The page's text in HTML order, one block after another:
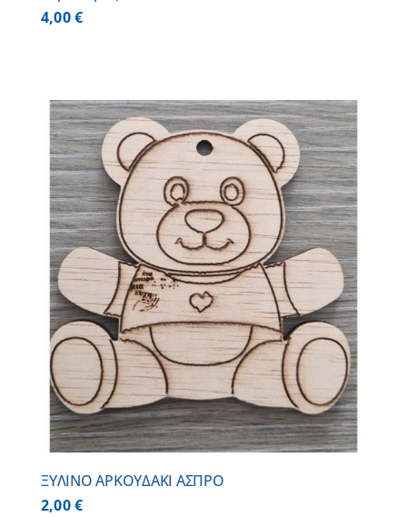
4,00€
ΞΥΛΙΝΟ ΑΡΚΟΥΔΑΚΙ ΑΣΠΡΟ
2,00€